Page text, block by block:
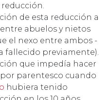
de esta reducción a
abuelos y nietos
el nexo entre ambos -
fallecido previamente).
que impedía hacer
parentesco cuando
hubiera tenido